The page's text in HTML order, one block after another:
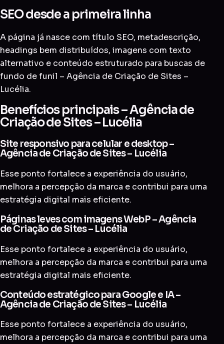
SEO desde a primeira linha
A página já nasce com título SEO, metadescrição,
headings bem distribuídos, imagens com texto
alternativo e conteúdo estruturado para buscas de
fundo de funil – Agência de Criação de Sites –
Lucélia.
Benefícios principais – Agência de
Criação de Sites – Lucélia
Site responsivo para celular e desktop –
Agência de Criação de Sites – Lucélia
Esse ponto fortalece a experiência do usuário,
melhora a percepção da marca e contribui para uma
estratégia digital mais eficiente.
Páginas leves com imagens WebP – Agência
de Criação de Sites – Lucélia
Esse ponto fortalece a experiência do usuário,
melhora a percepção da marca e contribui para uma
estratégia digital mais eficiente.
Conteúdo estratégico para Google e IA –
Agência de Criação de Sites – Lucélia
Esse ponto fortalece a experiência do usuário,
melhora a percepção da marca e contribui para uma